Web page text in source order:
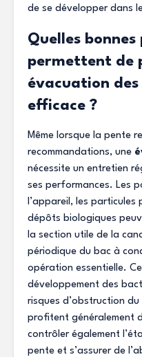
de se développer dans
Quelles
permettent de
évacuation
efficace ?
Même lorsque la pente
recommandations, une
nécessite un entretien
ses performances. Les
l’appareil, les particules
dépôts biologiques
la section utile de la
périodique du bac à
opération essentielle.
développement des
risques d’obstruction
profitent généralement
contrôler également
pente et s’assurer de